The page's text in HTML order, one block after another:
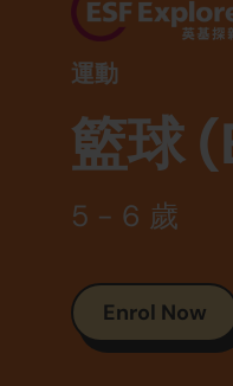
運動
籃球
5 - 6 歲
Enrol Now